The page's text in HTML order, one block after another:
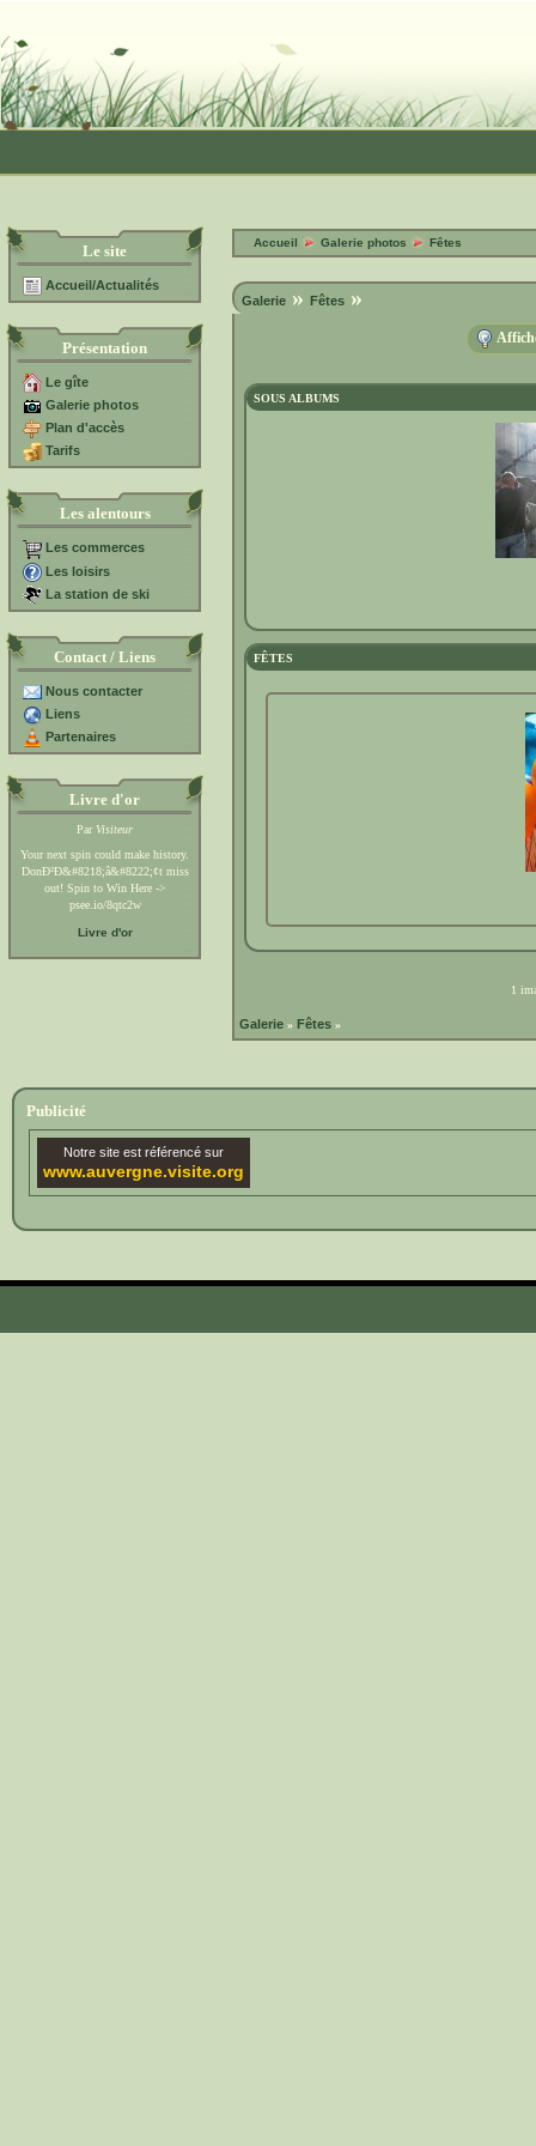
Le site
Accueil/Actualités
Présentation
Le gîte
Galerie photos
Plan d'accès
Tarifs
Les alentours
Les commerces
Les loisirs
La station de ski
Contact / Liens
Nous contacter
Liens
Partenaires
Livre d'or
Par Visiteur
Your next spin could make history.
DonÐ²Ð&#8218;â&#8222;¢t miss
out! Spin to Win Here ->
psee.io/8qtc2w
Livre d'or
Accueil Galerie photos Fêtes
Galerie » Fêtes »
SOUS ALBUMS
FÊTES
1
Galerie » Fêtes »
Publicité
Notre site est référencé sur
www.auvergne.visite.org